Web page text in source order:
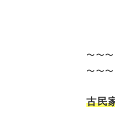
〜〜
〜〜
古民